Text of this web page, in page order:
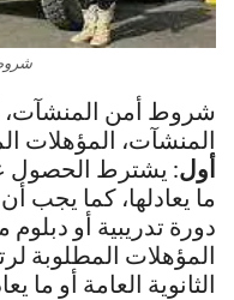
شروط أمن المنشآت،
المنشآت، المؤهلات
أول: يشترط الحصول
ما يعادلها، كما يجب
دورة تدريبية أو
المؤهلات المطلوبة
الثانوية العامة أو ما